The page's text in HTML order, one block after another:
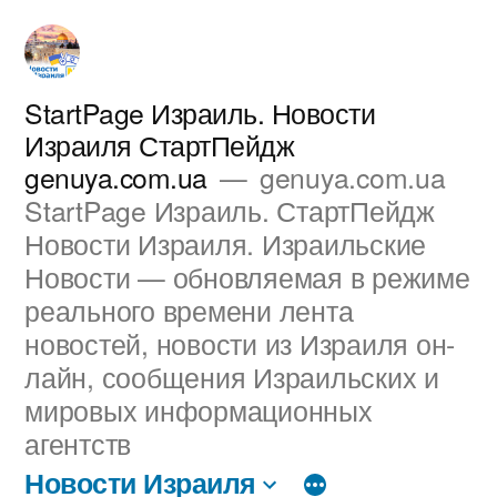
Перейти
содержимому
StartPage Израиль. Новости
Израиля СтартПейдж
genuya.com.ua
genuya.com.ua
StartPage Израиль. СтартПейдж
Новости Израиля. Израильские
Новости — обновляемая в режиме
реального времени лента
новостей, новости из Израиля он-
лайн, сообщения Израильских и
мировых информационных
агентств
Новости Израиля